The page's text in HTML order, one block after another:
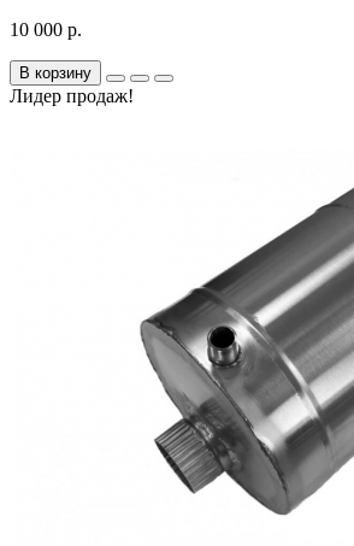
10 000 р.
В корзину
Лидер продаж!